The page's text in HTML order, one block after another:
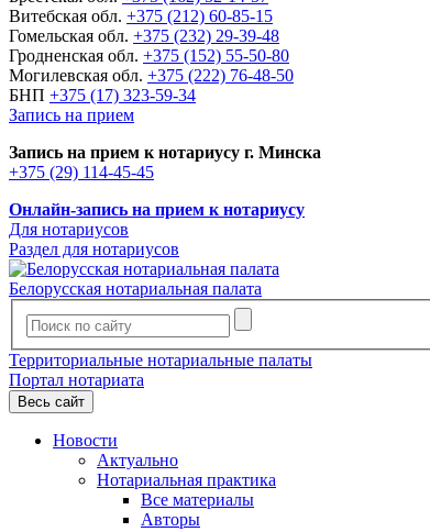
Витебская обл. +375 (212) 60-85-15
Гомельская обл. +375 (232) 29-39-48
Гродненская обл. +375 (152) 55-50-80
Могилевская обл. +375 (222) 76-48-50
БНП +375 (17) 323-59-34
Запись на прием
Запись на прием к нотариусу г. Минска
+375 (29) 114-45-45
Онлайн-запись на прием к нотариусу
Для нотариусов
Раздел для нотариусов
Белорусская нотариальная палата
Территориальные нотариальные палаты
Портал нотариата
Весь сайт
Новости
Актуально
Нотариальная практика
Все материалы
Авторы